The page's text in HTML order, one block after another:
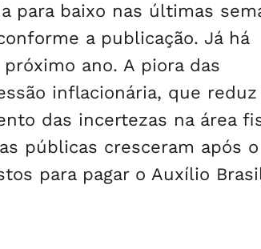
para baixo nas últimas
a publicação. Já há
ano. A piora das
inflacionária, que reduz
das incertezas na área
públicas cresceram após o
para pagar o Auxílio